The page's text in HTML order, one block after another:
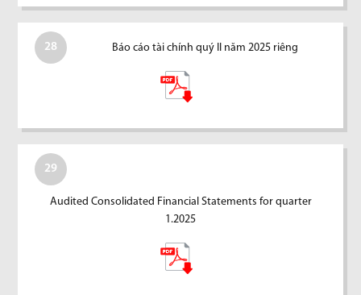
28 Báo cáo tài chính quý II năm 2025 riêng
29
Audited Consolidated Financial Statements for quarter
1.2025